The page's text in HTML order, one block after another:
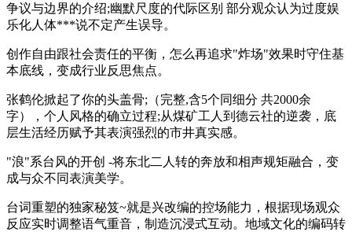
争议与边界的介绍;幽默尺度的代际区别 部分观众认为过度娱
乐化人体***说不定产生误导。
创作自由跟社会责任的平衡，怎么再追求"炸场"效果时守住基
本底线，变成行业反思焦点。
张鹤伦掀起了你的头盖骨;（完整,含5个同细分 共2000余
字），个人风格的确立过程;从煤矿工人到德云社的逆袭，底
层生活经历赋予其表演强烈的市井真实感。
"浪"系台风的开创 -将东北二人转的奔放和相声规矩融合，变
成与众不同表演美学。
台词重塑的独家秘笈~就是兴改编的控场能力，根据现场观众
反应实时调整语气重音，制造沉浸式互动。地域文化的编码转